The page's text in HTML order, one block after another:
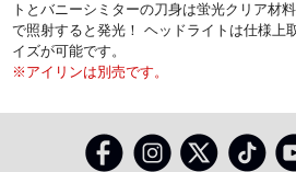
トとバニーシミターの刀身は蛍光クリア材
で照射すると発光！ ヘッドライトは仕様上
イズが可能です。
※アイリンは別売です。